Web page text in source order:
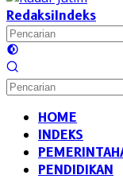
RedaksiIndeks
HOME
INDEKS
PENDIDIKAN